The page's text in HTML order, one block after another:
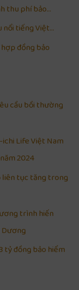
thu phí bảo…
nổi tiếng Việt…
đồng bảo
cầu bồi thường
Life Việt Nam
2024
tục tăng trong
trình hiến
tỷ đồng bảo hiểm